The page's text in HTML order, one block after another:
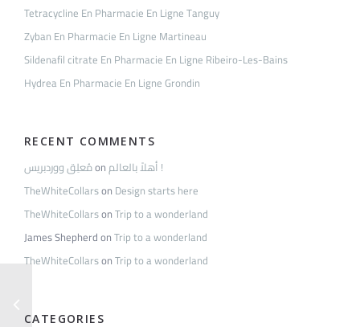
Tetracycline En Pharmacie En Ligne Tanguy
Zyban En Pharmacie En Ligne Martineau
Sildenafil citrate En Pharmacie En Ligne Ribeiro-Les-Bains
Hydrea En Pharmacie En Ligne Grondin
RECENT COMMENTS
مُعلِق ووردبريسon
أهلاً بالعالم !
TheWhiteCollarson Design starts here
TheWhiteCollarsonTrip to a wonderland
James ShepherdonTrip to a wonderland
TheWhiteCollarsonTrip to a wonderland
CATEGORIES